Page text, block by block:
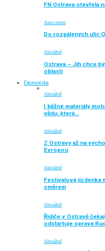
FN Ostrava otevřela
Auto moto
Do rozpálených ulic
Aktuálně
Ostrava – Jih chce
oblasti
Ekonomika
Aktuálně
I běžné materiály
vědu, která…
Aktuálně
Z Ostravy až na
Evropou
Aktuálně
Festivalová jízdenka
směrem
Aktuálně
Řidiče v Ostravě
odstartuje oprava
Aktuálně